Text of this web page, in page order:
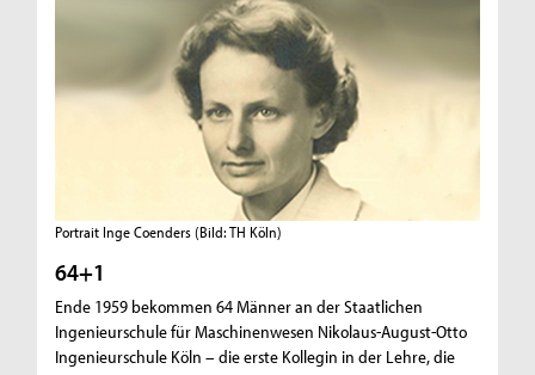
Portrait Inge Coenders (Bild: TH Köln)
64+1
Ende 1959 bekommen 64 Männer an der Staatlichen
Ingenieurschule für Maschinenwesen Nikolaus-August-Otto
Ingenieurschule Köln – die erste Kollegin in der Lehre, die